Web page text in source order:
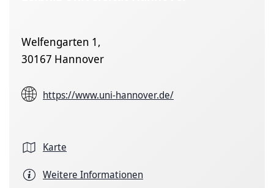
Welfengarten 1,
30167 Hannover
https://www.uni-hannover.de/
Karte
Weitere Informationen